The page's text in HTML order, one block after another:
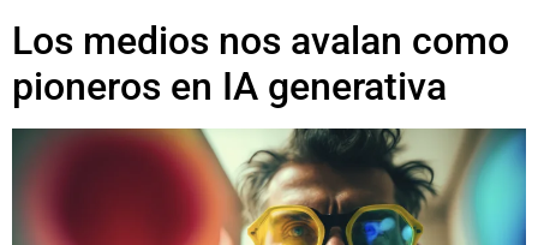
Los medios nos avalan como
pioneros en IA generativa